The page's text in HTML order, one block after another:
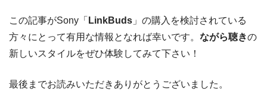
この記事がSony「 LinkBuds 」の購入を検討されている
方々にとって有用な情報となれば幸いです。 ながら聴きの
新しいスタイルをぜひ体験してみて下さい！
最後までお読みいただきありがとうございました。